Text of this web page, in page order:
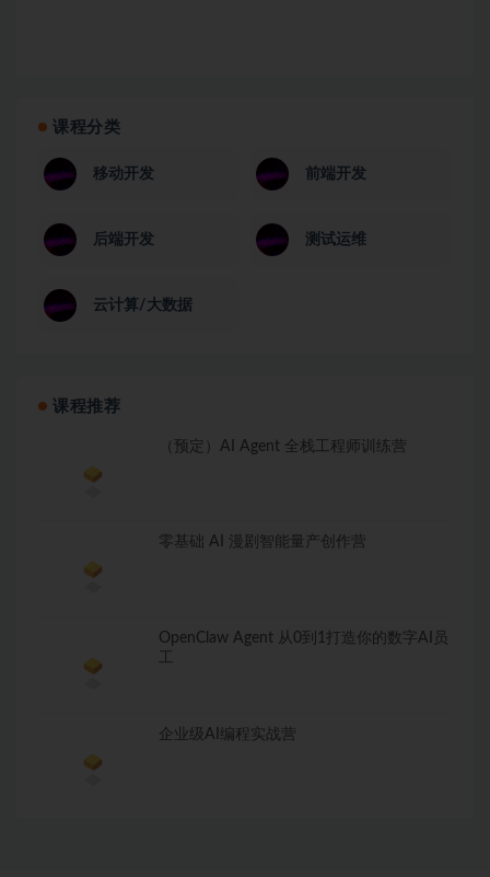
课程分类
移动开发 前端开发
后端开发 测试运维
云计算/大数据
课程推荐
（预定）AI Agent 全栈工程师训练营
零基础 AI 漫剧智能量产创作营
OpenClaw Agent 从0到1打造你的数字AI员
工
企业级AI编程实战营